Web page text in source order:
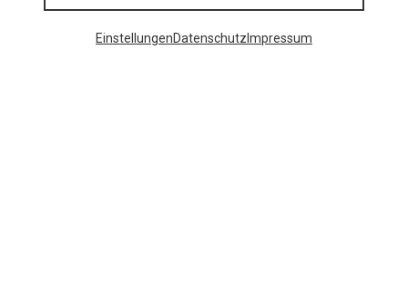
EinstellungenDatenschutz Impressum